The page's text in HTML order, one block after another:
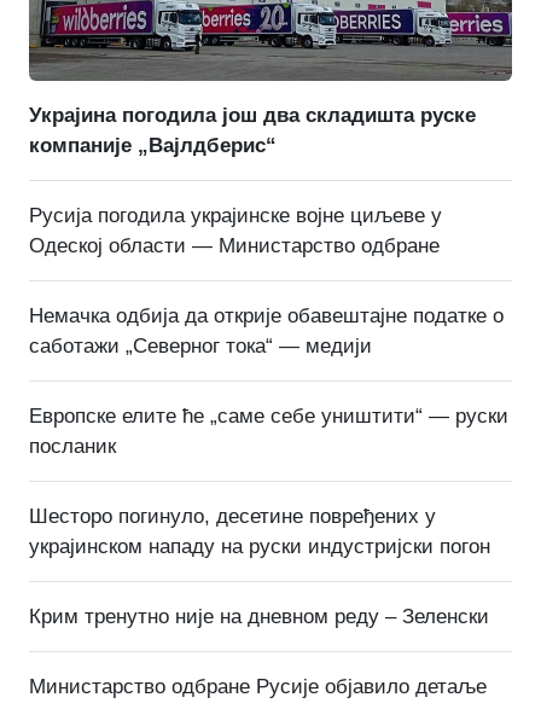
Украјина погодила још два складишта руске
компаније „Вајлдберис“
Русија погодила украјинске војне циљеве у
Одеској области — Министарство одбране
Немачка одбија да открије обавештајне податке о
саботажи „Северног тока“ — медији
Европске елите ће „саме себе уништити“ — руски
посланик
Шесторо погинуло, десетине повређених у
украјинском нападу на руски индустријски погон
Крим тренутно није на дневном реду – Зеленски
Министарство одбране Русије објавило детаље